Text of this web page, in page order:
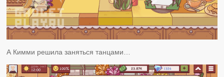
А Кимми решила заняться танцами…